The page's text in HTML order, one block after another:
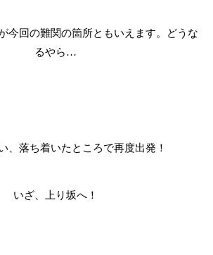
今回の難関の箇所ともいえます。どうな
るやら…
、落ち着いたところで再度出発！
いざ、上り坂へ！